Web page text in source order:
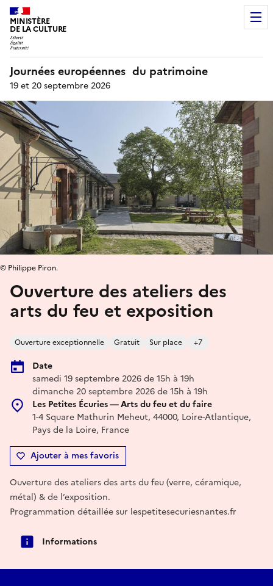
MINISTÈRE
DE LA CULTURE
Journées européennes du patrimoine
19 et 20 septembre 2026
Ouverture des ateliers des
arts du feu et exposition
Ouverture exceptionnelle Gratuit Sur place +7
Date
samedi 19 septembre 2026 de 15h à 19h
dimanche 20 septembre 2026 de 15h à 19h
Les Petites Écuries — Arts du feu et du faire
1-4 Square Mathurin Meheut, 44000, Loire-Atlantique,
Pays de la Loire, France
Ajouter à mes favoris
© Philippe Piron.
Ouverture des ateliers des arts du feu (verre, céramique,
métal) & de l’exposition.
Programmation détaillée sur lespetitesecuriesnantes.fr
Informations